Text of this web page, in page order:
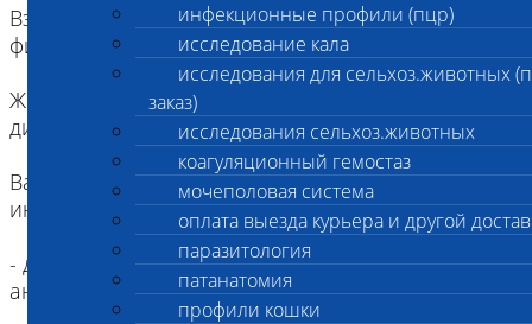
инфекционные профили (пцр)
исследование кала
исследования для сельхоз.животных
заказ)
исследования сельхоз.животных
коагуляционный гемостаз
мочеполовая система
оплата выезда курьера и другой
паразитология
патанатомия
профили кошки
Взятие крови на АМГ проводится во всех
филиалах лаборатории Шанс Био
Животное необходимо выдержать на голодной
диете от 8 до 12 часов.
Важно сообщить лаборанту дополнительную
информацию при оформлении:
- день или стадию (проэструс; эструс; диэструс;
анэструс) полового цикла;